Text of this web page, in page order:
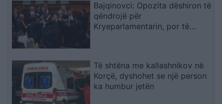
Bajqinovci: Opozita dëshiron të
qëndrojë për
Kryeparlamentarin, por të
Të shtëna me kallashnikov në
Korçë, dyshohet se një person
ka humbur jetën